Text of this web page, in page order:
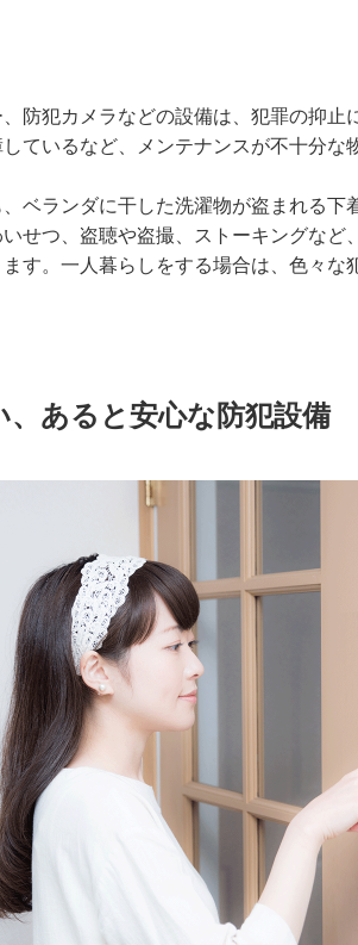
防犯カメラなどの設備は、犯罪の抑
ているなど、メンテナンスが不十分な
ベランダに干した洗濯物が盗まれる
せつ、盗聴や盗撮、ストーキングなど
す。一人暮らしをする場合は、色々な
あると安心な防犯設備